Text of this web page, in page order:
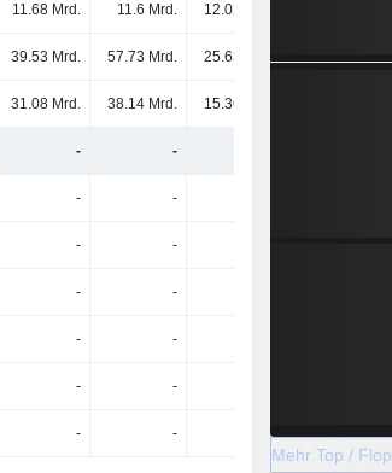
11.68 Mrd. 11.6 Mrd. 12.02 Mrd.
39.53 Mrd. 57.73 Mrd. 25.63 Mrd.
31.08 Mrd. 38.14 Mrd. 15.36 Mrd.
- -
- -
- -
- -
- -
- -
- - - -
Mehr Top / Flop